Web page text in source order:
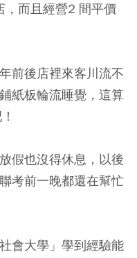
，而且經營2 間平價
前後店裡來客川流不
紙板輪流睡覺，這算
假也沒得休息，以後
考前一晚都還在幫忙
會大學」學到經驗能